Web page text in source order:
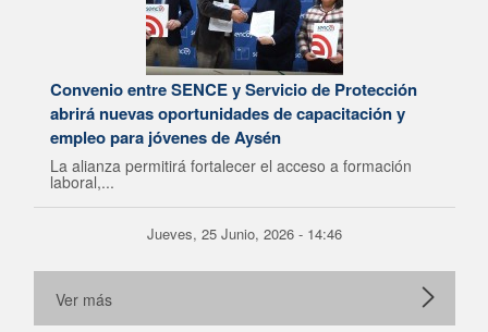
Convenio entre SENCE y Servicio de Protección
abrirá nuevas oportunidades de capacitación y
empleo para jóvenes de Aysén
La alianza permitirá fortalecer el acceso a formación
laboral,...
Jueves, 25 Junio, 2026 - 14:46
Ver más